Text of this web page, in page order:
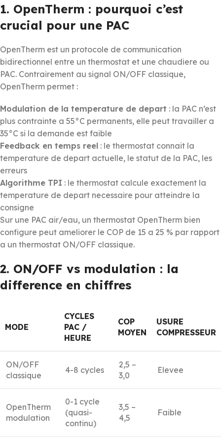
1. OpenTherm : pourquoi c’est
crucial pour une PAC
OpenTherm est un protocole de communication
bidirectionnel entre un thermostat et une chaudiere ou
PAC. Contrairement au signal ON/OFF classique,
OpenTherm permet :
Modulation de la temperature de depart : la PAC n’est
plus contrainte a 55°C permanents, elle peut travailler a
35°C si la demande est faible
Feedback en temps reel : le thermostat connait la
temperature de depart actuelle, le statut de la PAC, les
erreurs
Algorithme TPI : le thermostat calcule exactement la
temperature de depart necessaire pour atteindre la
consigne
Sur une PAC air/eau, un thermostat OpenTherm bien
configure peut ameliorer le COP de 15 a 25 % par rapport
a un thermostat ON/OFF classique.
2. ON/OFF vs modulation : la
difference en chiffres
MODE
CYCLES
PAC /
HEURE
COP
MOYEN
USURE
COMPRESSEUR
ON/OFF
classique
4-8 cycles
2,5 –
3,0
Elevee
OpenTherm
modulation
0-1 cycle
(quasi-
continu)
3,5 –
4,5
Faible